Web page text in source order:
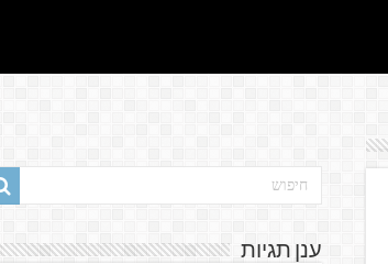
ענן תגיות